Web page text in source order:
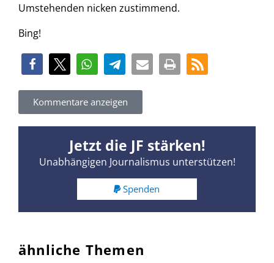
Umstehenden nicken zustimmend.
Bing!
Kommentare anzeigen
Jetzt die JF stärken!
Unabhängigen Journalismus unterstützen!
Spenden
ähnliche Themen